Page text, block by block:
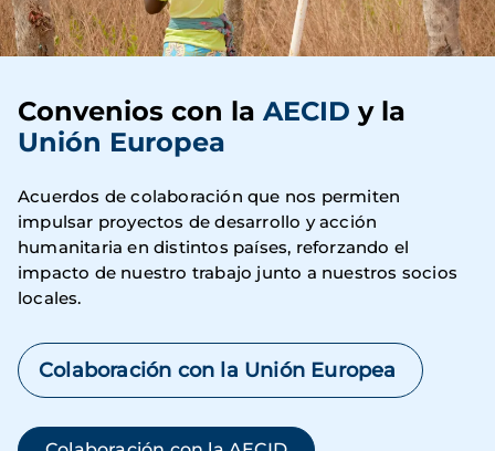
Convenios con la AECID y la
Unión Europea
Acuerdos de colaboración que nos permiten
impulsar proyectos de desarrollo y acción
humanitaria en distintos países, reforzando el
impacto de nuestro trabajo junto a nuestros socios
locales.
Colaboración con la Unión Europea